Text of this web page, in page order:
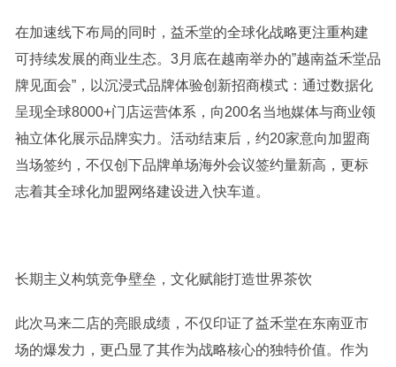
在加速线下布局的同时，益禾堂的全球化战略更注重构建
可持续发展的商业生态。3月底在越南举办的”越南益禾堂品
牌见面会”，以沉浸式品牌体验创新招商模式：通过数据化
呈现全球8000+门店运营体系，向200名当地媒体与商业领
袖立体化展示品牌实力。活动结束后，约20家意向加盟商
当场签约，不仅创下品牌单场海外会议签约量新高，更标
志着其全球化加盟网络建设进入快车道。
长期主义构筑竞争壁垒，文化赋能打造世界茶饮
此次马来二店的亮眼成绩，不仅印证了益禾堂在东南亚市
场的爆发力，更凸显了其作为战略核心的独特价值。作为